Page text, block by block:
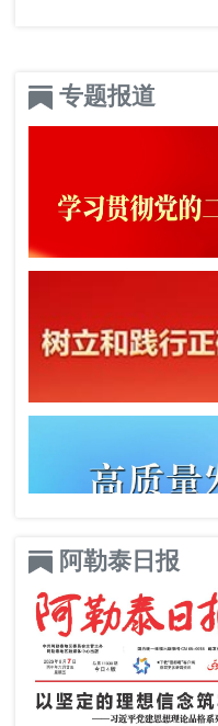
专题报道
阿勒泰日报